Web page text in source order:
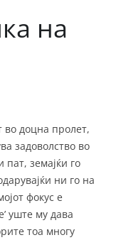
на
во доцна пролет,
задоволство во
пат, земајќи го
ни го на
фокус е
уште му дава
тоа многу